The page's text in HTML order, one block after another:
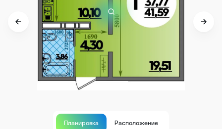
Планировка Расположение